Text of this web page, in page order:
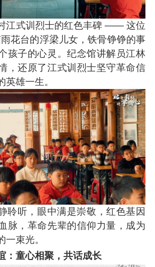
江式训烈士的红色丰碑 —— 这位
花台的浮梁儿女，铁骨铮铮的事
孩子的心灵。纪念馆讲解员江林
，还原了江式训烈士坚守革命信
英雄一生。
聆听，眼中满是崇敬，红色基因
脉，革命先辈的信仰力量，成为
一束光。
：童心相聚，共话成长